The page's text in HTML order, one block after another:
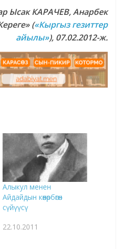
Ысак КАРАЧЕВ, Анарбек
(«Кыргыз гезиттер
айылы»), 07.02.2012-ж.
Алыкул менен
Айдайдын көөнөрбөгөн
сүйүүсү
22.10.2011